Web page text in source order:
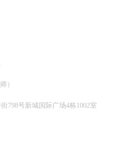
）
798号新城国际广场4栋1002室